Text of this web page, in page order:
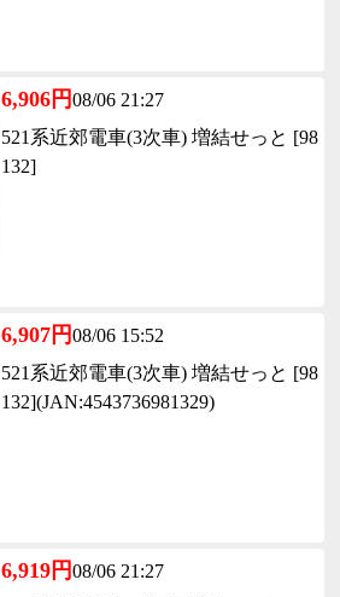
6,906円08/06 21:27
521系近郊電車(3次車) 増結せっと [98
132]
6,907円08/06 15:52
521系近郊電車(3次車) 増結せっと [98
132](JAN:4543736981329)
6,919円08/06 21:27